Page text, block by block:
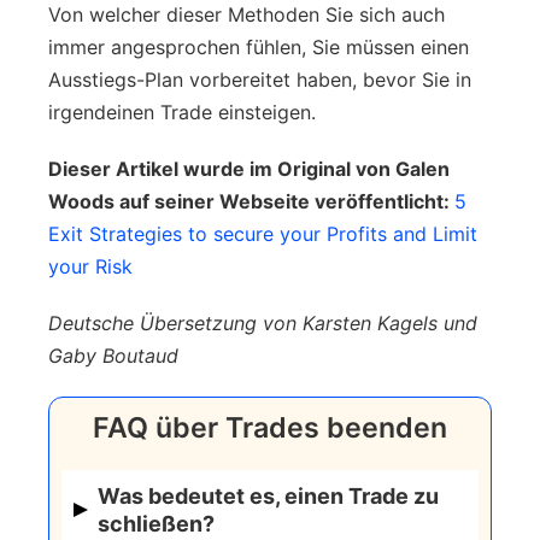
Von welcher dieser Methoden Sie sich auch
immer angesprochen fühlen, Sie müssen einen
Ausstiegs-Plan vorbereitet haben, bevor Sie in
irgendeinen Trade einsteigen.
Dieser Artikel wurde im Original von Galen
Woods auf seiner Webseite veröffentlicht: 5
Exit Strategies to secure your Profits and Limit
your Risk
Deutsche Übersetzung von Karsten Kagels und
Gaby Boutaud
FAQ über Trades beenden
Was bedeutet es, einen Trade zu
schließen?